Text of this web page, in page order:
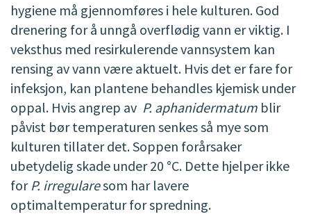
hygiene må gjennomføres i hele kulturen. God
drenering for å unngå overflødig vann er viktig. I
veksthus med resirkulerende vannsystem kan
rensing av vann være aktuelt. Hvis det er fare for
infeksjon, kan plantene behandles kjemisk under
oppal. Hvis angrep av P. aphanidermatum blir
påvist bør temperaturen senkes så mye som
kulturen tillater det. Soppen forårsaker
ubetydelig skade under 20 °C. Dette hjelper ikke
for P. irregularesom har lavere
optimaltemperatur for spredning.